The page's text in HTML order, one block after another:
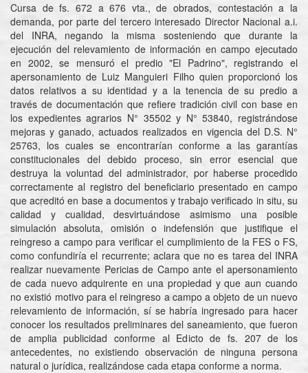
Cursa de fs. 672 a 676 vta., de obrados, contestación a la
demanda, por parte del tercero interesado Director Nacional a.i.
del INRA, negando la misma sosteniendo que durante la
ejecución del relevamiento de información en campo ejecutado
en 2002, se mensuró el predio "El Padrino", registrando el
apersonamiento de Luiz Manguieri Filho quien proporcionó los
datos relativos a su identidad y a la tenencia de su predio a
través de documentación que refiere tradición civil con base en
los expedientes agrarios N° 35502 y N° 53840, registrándose
mejoras y ganado, actuados realizados en vigencia del D.S. N°
25763, los cuales se encontrarían conforme a las garantías
constitucionales del debido proceso, sin error esencial que
destruya la voluntad del administrador, por haberse procedido
correctamente al registro del beneficiario presentado en campo
que acreditó en base a documentos y trabajo verificado in situ, su
calidad y cualidad, desvirtuándose asimismo una posible
simulación absoluta, omisión o indefensión que justifique el
reingreso a campo para verificar el cumplimiento de la FES o FS,
como confundiría el recurrente; aclara que no es tarea del INRA
realizar nuevamente Pericias de Campo ante el apersonamiento
de cada nuevo adquirente en una propiedad y que aun cuando
no existió motivo para el reingreso a campo a objeto de un nuevo
relevamiento de información, sí se habría ingresado para hacer
conocer los resultados preliminares del saneamiento, que fueron
de amplia publicidad conforme al Edicto de fs. 207 de los
antecedentes, no existiendo observación de ninguna persona
natural o jurídica, realizándose cada etapa conforme a norma.